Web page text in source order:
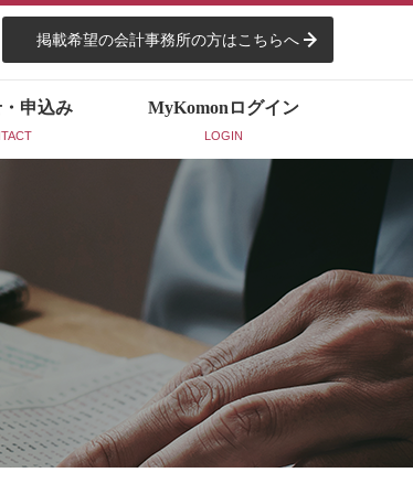
掲載希望の会計事務所の方はこちらへ
申込み MyKomon ログイン
LOGIN